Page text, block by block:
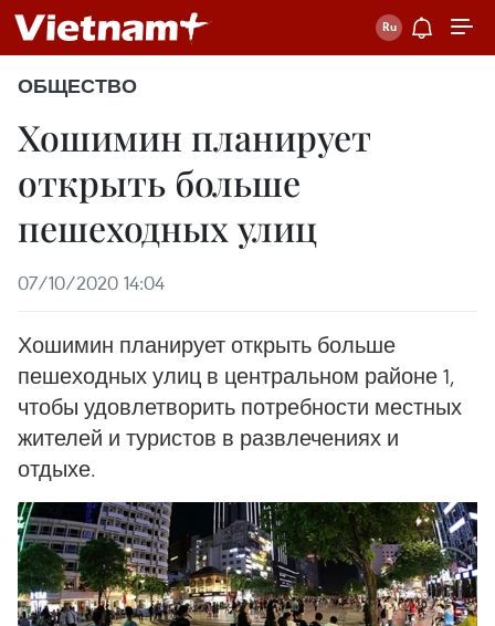
ОБЩЕСТВО
Хошимин планирует
открыть больше
пешеходных улиц
07/10/2020 14:04
Хошимин планирует открыть больше
пешеходных улиц в центральном районе 1,
чтобы удовлетворить потребности местных
жителей и туристов в развлечениях и
отдыхе.